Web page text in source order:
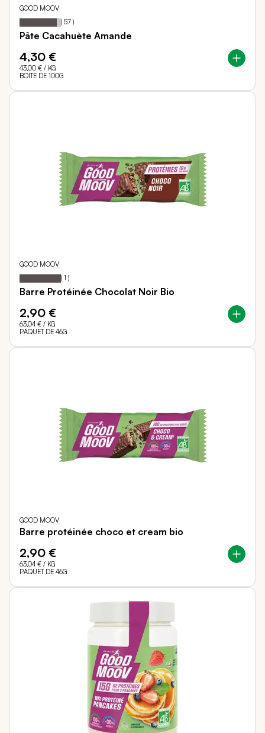
GOOD MOOV
Notation: 90
% of
( 57 )
Pâte Cacahuète Amande
4,30 €
43,00 € / KG
BOITE DE 100G
GOOD MOOV
Notation: 100
% of
( 1 )
Barre Protéinée Chocolat Noir Bio
2,90 €
63,04 € / KG
PAQUET DE 46G
GOOD MOOV
Barre protéinée choco et cream bio
2,90 €
63,04 € / KG
PAQUET DE 46G